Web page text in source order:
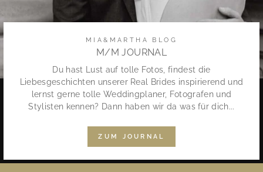
MIA&MARTHA BLOG
M/M JOURNAL
Du hast Lust auf tolle Fotos, findest die
Liebesgeschichten unserer Real Brides inspirierend und
lernst gerne tolle Weddingplaner, Fotografen und
Stylisten kennen? Dann haben wir da was für dich...
ZUM JOURNAL